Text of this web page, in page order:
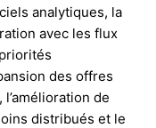
analytiques, la
avec les flux
des offres
de
distribués et le